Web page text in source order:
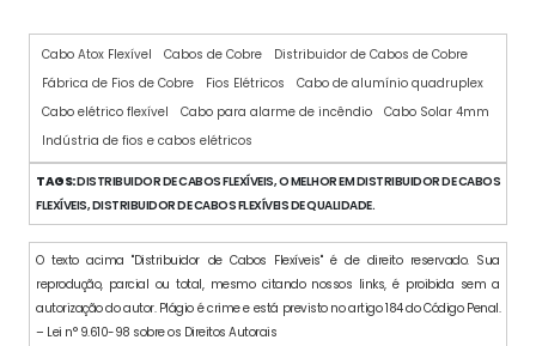
Cabo Atox Flexível Cabos de Cobre
Distribuidor de Cabos de Cobre
Fábrica de Fios de Cobre
Fios Elétricos
Cabo de alumínio quadruplex
Cabo elétrico flexível
Cabo para alarme de incêndio
Cabo Solar 4mm
Indústria de fios e cabos elétricos
TAGS:DISTRIBUIDOR DE CABOS FLEXÍVEIS, O MELHOR EM DISTRIBUIDOR DE CABOS
FLEXÍVEIS, DISTRIBUIDOR DE CABOS FLEXÍVEIS DE QUALIDADE.
O texto acima "Distribuidor de Cabos Flexíveis" é de direito reservado. Sua
reprodução, parcial ou total, mesmo citando nossos links, é proibida sem a
autorização do autor. Plágio é crime e está previsto no artigo 184 do Código Penal.
– Lei n° 9.610-98 sobre os Direitos Autorais